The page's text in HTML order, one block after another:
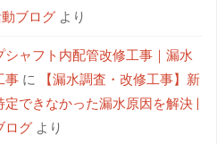
ブログ より
ャフト内配管改修工事｜漏水
事 に
【漏水調査・改修工事】新
できなかった漏水原因を解決 |
ログ より